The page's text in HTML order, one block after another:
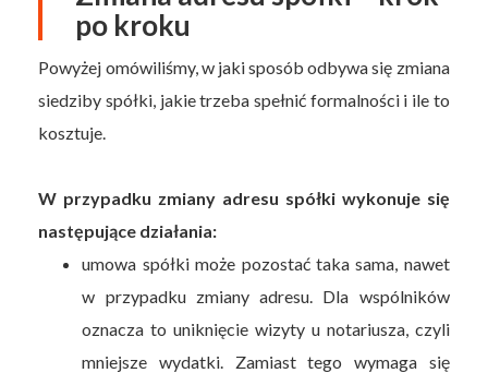
po kroku
Powyżej omówiliśmy, w jaki sposób odbywa się zmiana
siedziby spółki, jakie trzeba spełnić formalności i ile to
kosztuje.
W przypadku zmiany adresu spółki wykonuje się
następujące działania:
umowa spółki może pozostać taka sama, nawet
w przypadku zmiany adresu. Dla wspólników
oznacza to uniknięcie wizyty u notariusza, czyli
mniejsze wydatki. Zamiast tego wymaga się